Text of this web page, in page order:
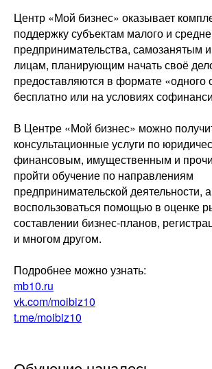
Центр «Мой бизнес» оказывает
поддержку субъектам малого и
предпринимательства, самозанятым
лицам, планирующим начать своё
предоставляются в формате «одного
бесплатно или на условиях
В Центре «Мой бизнес» можно
консультационные услуги по
финансовым, имущественным и
пройти обучение по направлениям
предпринимательской деятельности,
воспользоваться помощью в оценке
составлении бизнес-планов,
и многом другом.
Подробнее можно узнать:
mb10.ru
vk.com/moibiz10
t.me/moibiz10